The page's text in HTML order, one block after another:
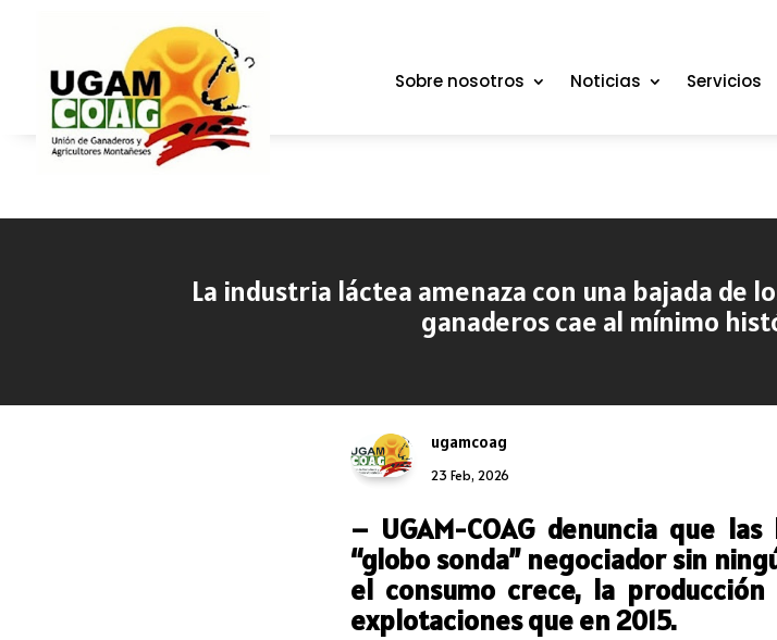
Sobre nosotros Noticias Servicios
La industria láctea amenaza con una bajada de
ganaderos cae al mínimo
ugamcoag
23 Feb, 2026
– UGAM-COAG denuncia que
“globo sonda” negociador sin
el consumo crece, la
explotaciones que en 2015.